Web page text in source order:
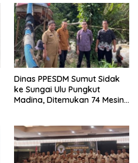
Pendampingan Hukum dan
Ekomoni Semua Anggota
Dinas PPESDM Sumut Sidak
ke Sungai Ulu Pungkut
Madina, Ditemukan 74 Mesin
Rusak